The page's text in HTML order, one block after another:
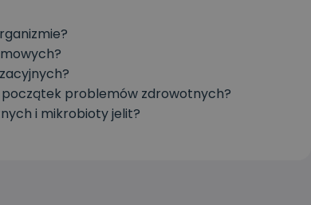
początek problemów zdrowotnych?
i mikrobioty jelit?